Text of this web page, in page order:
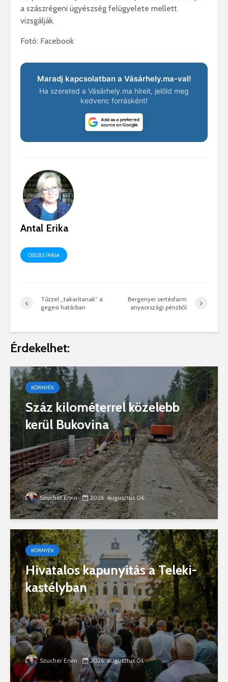
a szászrégeni ügyészség felügyelete mellett
vizsgálják.
Fotó: Facebook
Maradj kapcsolatban a Vásárhely.ma-val!
Ha szereted a Vásárhely.ma híreit, jelöld meg
kedvenc forrásként!
Antal Erika
ÖSSZES ÍRÁSA
Tűzzel ,,takarítanak” a
gegesi határban
Bergenyei sertésfarm
anyaországi pénzből
Érdekelhet:
KÖRNYÉK
Száz kilométerrel közelebb
kerül Bukovina
Szucher Ervin 2026. augusztus 06.
KÖRNYÉK
Hivatalos kapunyitás a Teleki-
kastélyban
Szucher Ervin 2026. augusztus 01.